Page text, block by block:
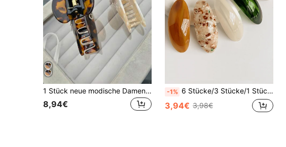
1 Stück neue modische Damen-Haarspange mit eingelegtem gebürstetem Textur-Buchstaben, exquisites Design, Geschenk für den Alltag
8,94€
-1% 6 Stücke/3 Stücke/1 Stück Ins Bestseller Mode 8,5 cm ovale Haarspangen Retro Marmorierung Essigsäure Federclip Haarzubehör für Frauen und Mädchen
3,94€ 3,98€